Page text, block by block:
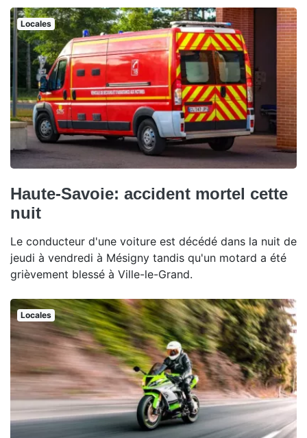
Locales
Haute-Savoie: accident mortel cette
nuit
Le conducteur d'une voiture est décédé dans la nuit de
jeudi à vendredi à Mésigny tandis qu'un motard a été
grièvement blessé à Ville-le-Grand.
Locales